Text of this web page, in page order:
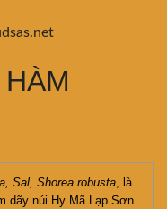
Sal, Shorea robusta, là
dãy núi Hy Mã Lạp Sơn